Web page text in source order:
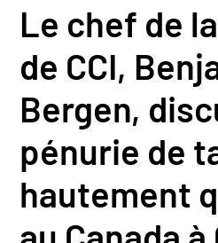
Le chef de
de CCI,
Bergen,
pénurie de
hautement